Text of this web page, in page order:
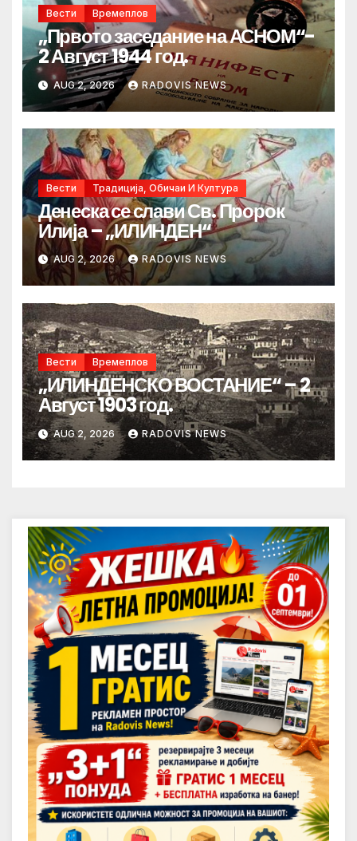
Вести Времеплов
„Првото заседание на АСНОМ“-
2 Август 1944 год.
AUG 2, 2026 RADOVIS NEWS
Вести Традиција, Обичаи И Култура
Денеска се слави Св. Пророк
Илија – „ИЛИНДЕН“
AUG 2, 2026 RADOVIS NEWS
Вести Времеплов
„ИЛИНДЕНСКО ВОСТАНИЕ“ – 2
Август 1903 год.
AUG 2, 2026 RADOVIS NEWS